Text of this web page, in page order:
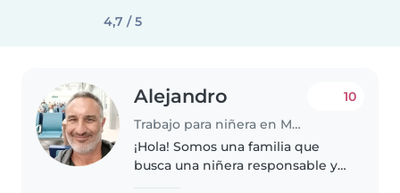
4,7 / 5
Alejandro
Trabajo para niñera en Mendoza
10
¡Hola! Somos una familia que
busca una niñera responsable y